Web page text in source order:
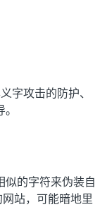
字攻击的防护、
似的字符来伪装自
网站，可能暗地里